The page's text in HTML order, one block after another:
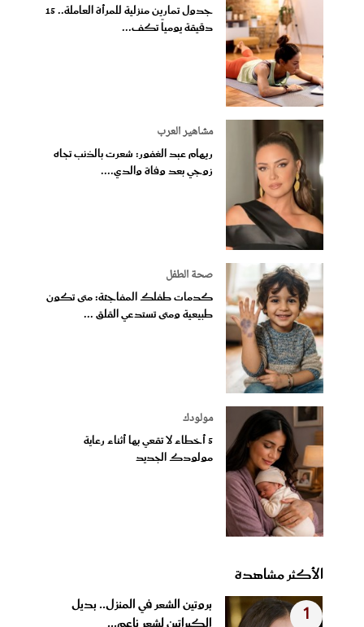
جدول تمارين منزلية للمرأة العاملة.. 15
دقيقة يومياً تكف...
مشاهير العرب
ريهام عبد الغفور: شعرت بالذنب تجاه
زوجي بعد وفاة والدي....
صحة الطفل
كدمات طفلك المفاجئة: متى تكون
طبيعية ومتى تستدعي القلق ...
مولودك
5 أخطاء لا تقعي بها أثناء رعاية
مولودك الجديد
الأكثر مشاهدة
1
بروتين الشعر في المنزل.. بديل